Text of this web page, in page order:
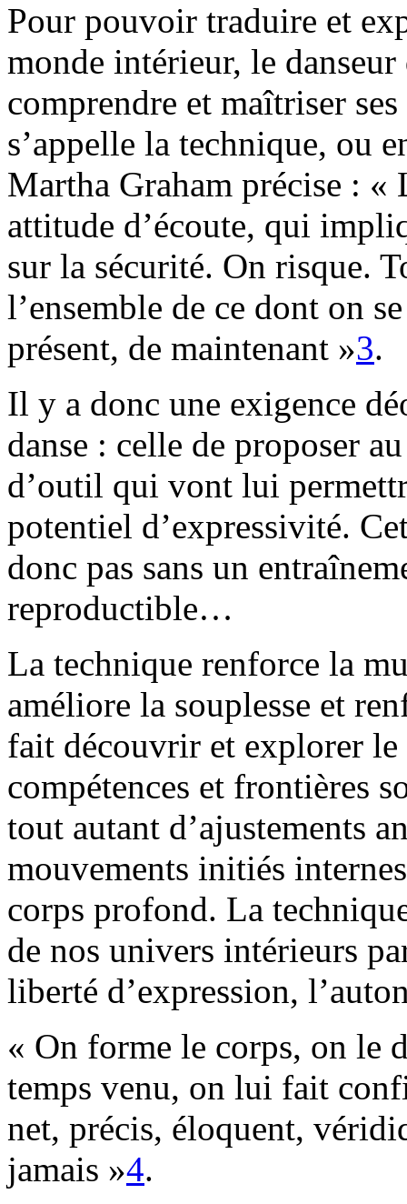
Pour pouvoir traduire et
monde intérieur, le
comprendre et maîtriser
s’appelle la technique, ou
Martha Graham précise : «
attitude d’écoute, qui
sur la sécurité. On risque.
l’ensemble de ce dont on
présent, de maintenant »3.
Il y a donc une exigence
danse : celle de proposer
d’outil qui vont lui
potentiel d’expressivité.
donc pas sans un
reproductible…
La technique renforce la
améliore la souplesse et
fait découvrir et explorer le
compétences et frontières
tout autant d’ajustements
mouvements initiés
corps profond. La
de nos univers intérieurs
liberté d’expression,
« On forme le corps, on le
temps venu, on lui fait
net, précis, éloquent,
jamais »4.